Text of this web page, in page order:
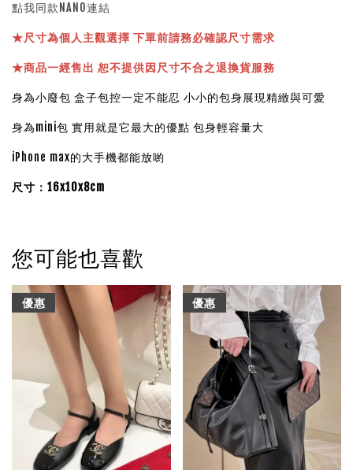
點我同款NANO連結
★尺寸為個人主觀選擇 下單前請務必確認尺寸需求
★商品一經售出 恕不提供因尺寸不合之退換貨服務
身為小廢包 盒子包控一定不能忍 小小的包身展現精緻與可愛
身為mini包 實用就是它最大的優點 包身輕容量大
iPhone max的大手機都能放喲
尺寸：16x10x8cm
您可能也喜歡
優惠 優惠